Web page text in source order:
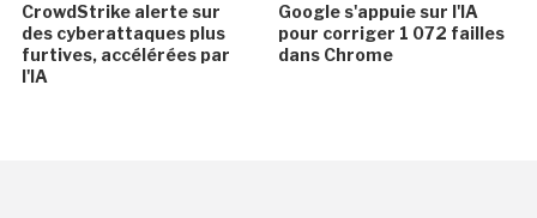
CrowdStrike alerte sur
des cyberattaques plus
furtives, accélérées par
l'IA
Google s'appuie sur l'IA
pour corriger 1 072 failles
dans Chrome